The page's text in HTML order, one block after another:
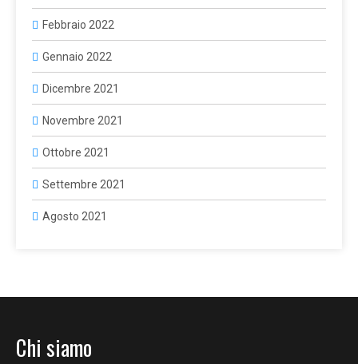
Febbraio 2022
Gennaio 2022
Dicembre 2021
Novembre 2021
Ottobre 2021
Settembre 2021
Agosto 2021
Chi siamo